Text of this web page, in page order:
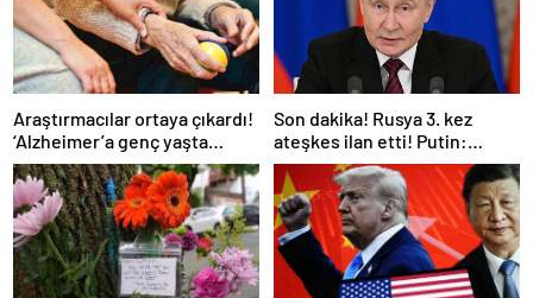
Araştırmacılar ortaya çıkardı!
‘Alzheimer’a genç yaşta
yakalanabilirsiniz’
Son dakika! Rusya 3. kez
ateşkes ilan etti! Putin:
Erdoğan ile görüşme
gerçekleştireceğiz